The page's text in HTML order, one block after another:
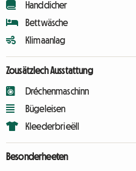
Handdicher
Bettwäsche
Klimaanlag
Zousätzlech Ausstattung
Dréchenmaschinn
Bügeleisen
Kleederbrieëll
Besonderheeten